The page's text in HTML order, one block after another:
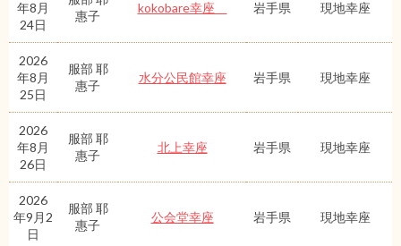
年8月
24日
惠子
kokobare幸座 岩手県 現地幸座
2026
年8月
25日
服部 耶
惠子
水分公民館幸座 岩手県 現地幸座
2026
年8月
26日
服部 耶
惠子
北上幸座 岩手県 現地幸座
2026
年9月2
日
服部 耶
惠子
公会堂幸座 岩手県 現地幸座